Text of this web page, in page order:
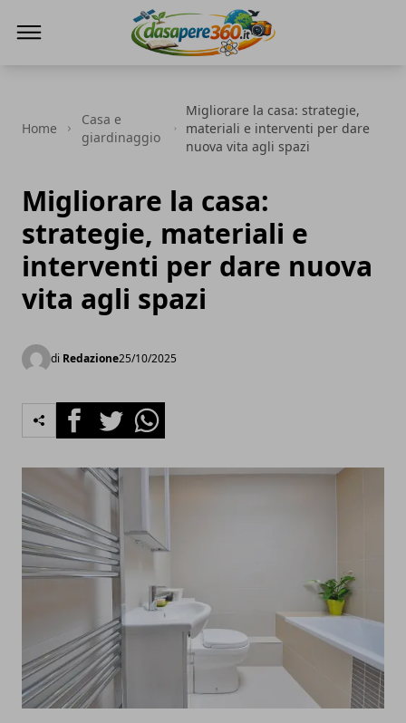
Home
Casa e
giardinaggio
Migliorare la casa: strategie,
materiali e interventi per dare
nuova vita agli spazi
Migliorare la casa:
strategie, materiali e
interventi per dare nuova
vita agli spazi
di Redazione25/10/2025
FacebookTwitterWhatsapp